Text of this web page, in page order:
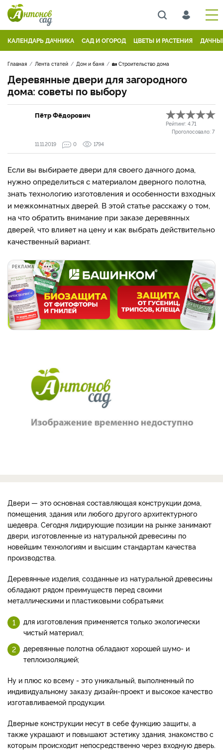
КАЛЕНДАРЬ ДАЧНИКА САД И ОГОРОД ЦВЕТЫ И РАСТЕНИЯ
Главная Лента статей Дом и баня 🏡 Строительство дома
Деревянные двери для загородного
дома: советы по выбору
Пётр Фёдорович
Рейтинг: 4.71
Проголосовало: 7
11.11.2019
0 1794
Если вы выбираете двери для своего дачного дома,
нужно определиться с материалом дверного полотна,
знать технологию изготовления и особенности взходных
и межкомнатных дверей. В этой статье расскажу о том,
на что обратить внимание при заказе деревянных
дверей, что влияет на цену и как выбрать действительно
качественный вариант.
РЕКЛАМА
Двери — это основная составляющая конструкции дома,
помещения, здания или любого другого архитектурного
шедевра. Сегодня лидирующие позиции на рынке занимают
двери, изготовленные из натуральной древесины по
новейшим технологиям и высшим стандартам качества
производства.
Деревянные изделия, созданные из натуральной древесины
обладают рядом преимуществ перед своими
металлическими и пластиковыми собратьями:
для изготовления применяется только экологически
чистый материал;
деревянные полотна обладают хорошей шумо- и
теплоизоляцией;
Ну и плюс ко всему - это уникальный, выполненный по
индивидуальному заказу дизайн-проект и высокое качество
изготавливаемой продукции.
Дверные конструкции несут в себе функцию защиты, а
также украшают и повышают эстетику здания, знакомство с
которым происходит непосредственно через входную дверь.